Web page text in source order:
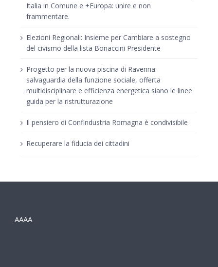
Italia in Comune e +Europa: unire e non
frammentare.
Elezioni Regionali: Insieme per Cambiare a sostegno
del civismo della lista Bonaccini Presidente
Progetto per la nuova piscina di Ravenna:
salvaguardia della funzione sociale, offerta
multidisciplinare e efficienza energetica siano le linee
guida per la ristrutturazione
Il pensiero di Confindustria Romagna è condivisibile
Recuperare la fiducia dei cittadini
AAAA